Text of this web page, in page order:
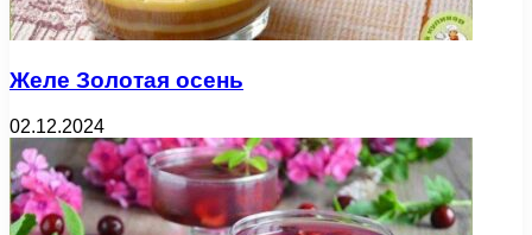
Желе Золотая осень
02.12.2024